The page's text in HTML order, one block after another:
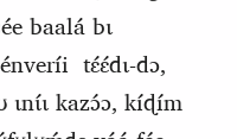
baalá bɩ
tɛ́ɛ́dɩ-dɔ,
ɩnɩ́ɩ kazɔ́ɔ, kíɖím